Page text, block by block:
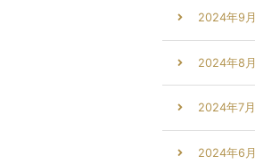
2024年9月
2024年8月
2024年7月
2024年6月